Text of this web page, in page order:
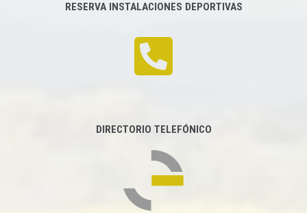
RESERVA INSTALACIONES DEPORTIVAS
DIRECTORIO TELEFÓNICO